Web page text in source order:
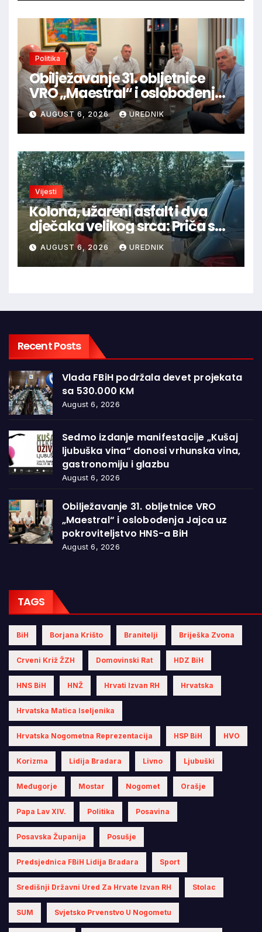
Politika
Obilježavanje 31. obljetnice
VRO „Maestral“ i oslobođenja
Jajca uz pokroviteljstvo HNS-a
BiHAUGUST 6, 2026 UREDNIK
Vijesti
Kolona, užareni asfalt i dva
dječaka velikog srca: Priča s
granice oduševila regiju
AUGUST 6, 2026 UREDNIK
Recent Posts
Vlada FBiH podržala devet projekata
sa 530.000 KM
August 6, 2026
Sedmo izdanje manifestacije „Kušaj
ljubuška vina“ donosi vrhunska vina,
gastronomiju i glazbu
August 6, 2026
Obilježavanje 31. obljetnice VRO
„Maestral“ i oslobođenja Jajca uz
pokroviteljstvo HNS-a BiH
August 6, 2026
TAGS
BiH Borjana Krišto Branitelji Briješka Zvona
Crveni Križ ŽZH Domovinski Rat HDZ BiH
HNS BiH HNŽ Hrvati Izvan RH Hrvatska
Hrvatska Matica Iseljenika
Hrvatska Nogometna Reprezentacija HSP BiH HVO
Korizma Lidija Bradara Livno Ljubuški
Međugorje Mostar Nogomet Orašje
Papa Lav XIV. Politika Posavina
Posavska Županija Posušje
Predsjednica FBiH Lidija Bradara Sport
Središnji Državni Ured Za Hrvate Izvan RH Stolac
SUM Svjetsko Prvenstvo U Nogometu